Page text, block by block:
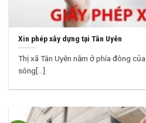
Xin phép xây dựng tại Tân Uyên
Thị xã Tân Uyên nằm ở phía đông
sông[...]